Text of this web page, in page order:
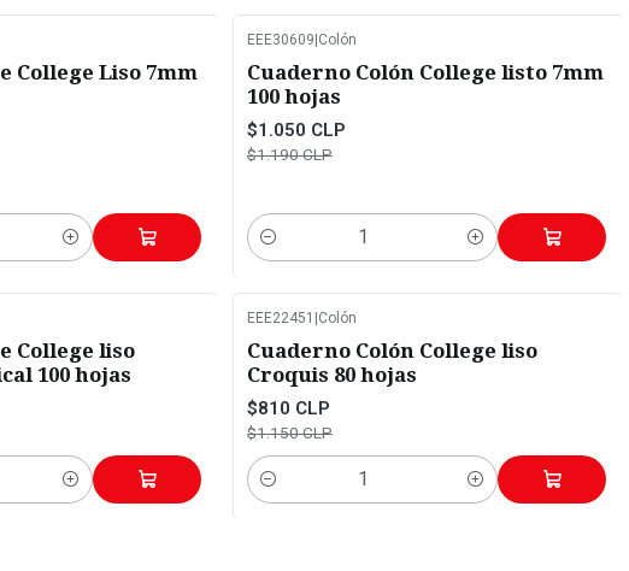
College Liso 7mm
EEE30609|Colón
Cuaderno Colón College listo 7mm
100 hojas
$1.050 CLP
$1.190 CLP
Cantidad
College liso
100 hojas
EEE22451 |Colón
Cuaderno Colón College liso
Croquis 80 hojas
$810 CLP
$1.150 CLP
Cantidad